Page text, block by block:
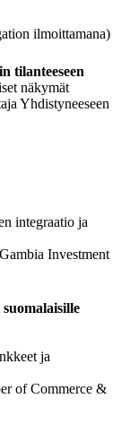
ilmoittamana)
tilanteeseen
näkymät
Yhdistyneeseen
integraatio ja
Investment
ja
of Commerce &